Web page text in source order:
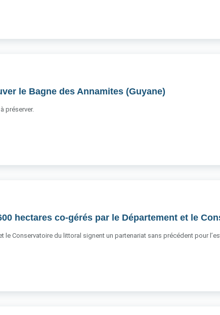
le Bagne des Annamites (Guyane)
préserver.
hectares co-gérés par le Département et le
le Conservatoire du littoral signent un partenariat sans précédent pour